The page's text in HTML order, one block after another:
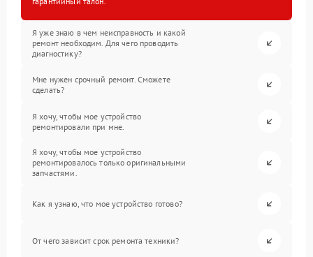
Я уже знаю в чем неисправность и какой
ремонт необходим. Для чего проводить
диагностику?
Мне нужен срочный ремонт. Сможете
сделать?
Я хочу, чтобы мое устройство
ремонтировали при мне.
Я хочу, чтобы мое устройство
ремонтировалось только оригинальными
запчастями.
Как я узнаю, что мое устройство готово?
От чего зависит срок ремонта техники?